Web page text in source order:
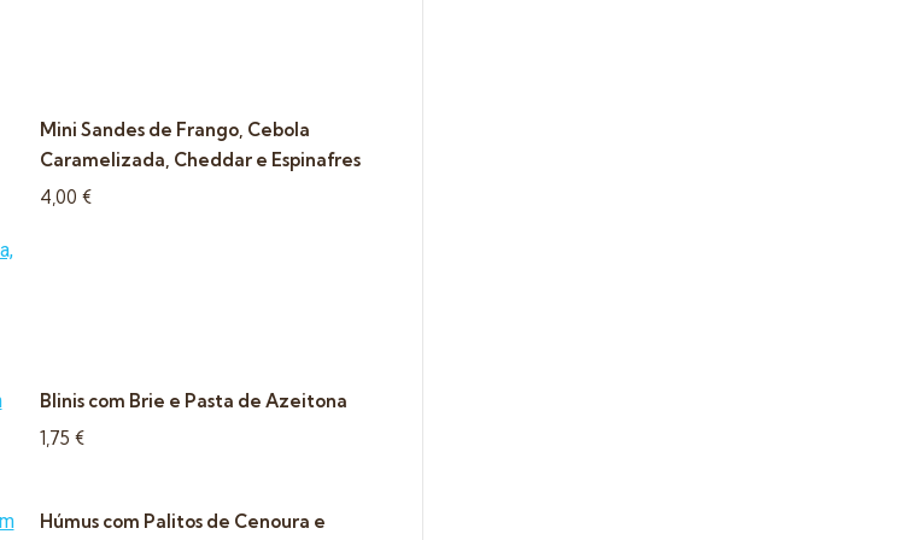
Mini Sandes de Frango, Cebola
Caramelizada, Cheddar e Espinafres
4,00 €
Blinis com Brie e Pasta de Azeitona
1,75 €
Húmus com Palitos de Cenoura e